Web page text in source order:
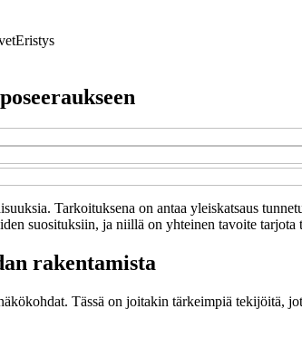
Eristys
Tarkoituksena on antaa yleiskatsaus
suosituksiin, ja niillä on yhteinen tavoite
rakentamista
Tässä on joitakin tärkeimpiä tekijöitä,